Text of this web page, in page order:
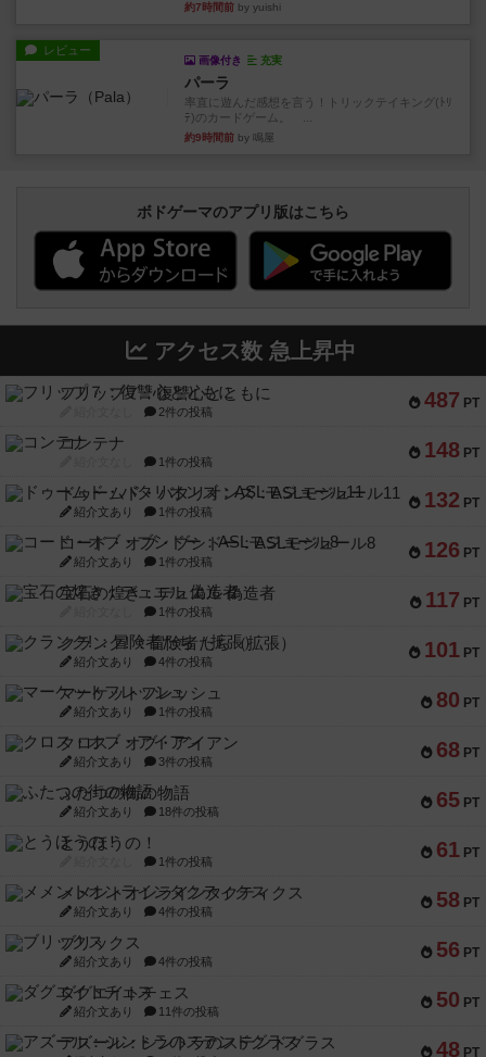
約7時間前 by yuishi
レビュー
画像付き 充実
パーラ
率直に遊んだ感想を言う！トリックテイキング(ﾄﾘ
ﾃ)のカードゲーム。 ...
約9時間前 by 鳴屋
ボドゲーマのアプリ版はこちら
アクセス数 急上昇中
487 PT
フリップ７：復讐心とともに
2件の投稿
148 PT
コンテナ
1件の投稿
132 PT
ドゥームド・バタリオンズ：ASLモジュール11
紹介文あり 1件の投稿
126 PT
コード・オブ・ブシドー：ASLモジュール8
紹介文あり 1件の投稿
117 PT
宝石の煌き：デュエル 偽造者
1件の投稿
101 PT
クランク! ：冒険者たち（拡張）
紹介文あり 4件の投稿
80 PT
マーケットフレッシュ
紹介文あり 1件の投稿
68 PT
クロス・オブ・アイアン
紹介文あり 3件の投稿
65 PT
ふたつの街の物語
紹介文あり 18件の投稿
61 PT
とうほうの！
1件の投稿
58 PT
メメントオンラインタクティクス
紹介文あり 4件の投稿
56 PT
ブリックス
紹介文あり 4件の投稿
50 PT
ダグエイトチェス
紹介文あり 11件の投稿
48 PT
アズール：シントラのステンドグラス